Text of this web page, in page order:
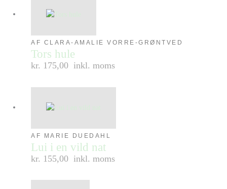
AF CLARA-AMALIE VORRE-GRØNTVED
Tors hule
kr. 175,00 inkl. moms
AF MARIE DUEDAHL
Lui i en vild nat
kr. 155,00 inkl. moms